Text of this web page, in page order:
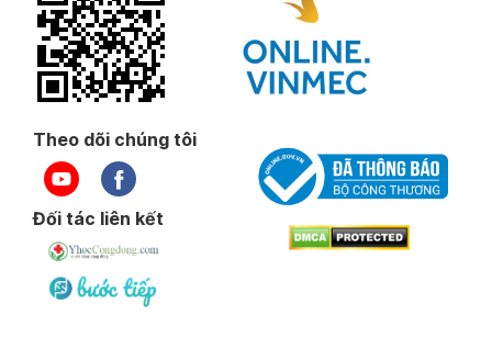
Theo dõi chúng tôi
Đối tác liên kết